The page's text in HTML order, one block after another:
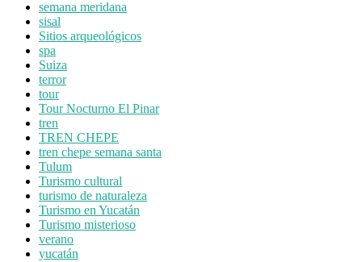
semana meridana
sisal
Sitios arqueológicos
spa
Suiza
terror
tour
Tour Nocturno El Pinar
tren
TREN CHEPE
tren chepe semana santa
Tulum
Turismo cultural
turismo de naturaleza
Turismo en Yucatán
Turismo misterioso
verano
yucatán